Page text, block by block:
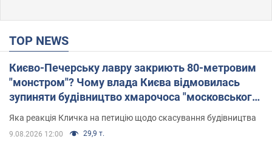
TOP NEWS
Києво-Печерську лавру закриють 80-метровим
"монстром"? Чому влада Києва відмовилась
зупиняти будівництво хмарочоса "московського
вірянина"
Яка реакція Кличка на петицію щодо скасування будівництва
9.08.2026 12:00 29,9 т.